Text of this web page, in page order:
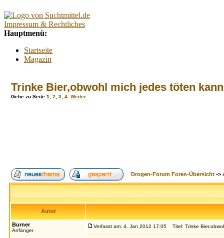
Trinke Bier,obwohl mich jedes töten
Gehe zu Seite 1 2 3 4 Weiter
Drogen-Forum Foren-Übersicht ->
Autor
Burner
Anfänger
Verfasst am: 4. Jan 2012 17:05 Titel: Trinke
Impressum & Rechtliches
Hauptmenü:
Startseite
Magazin
Lexikon
Kontakt
BMI-Rechner
Alkoholfreie Cocktails